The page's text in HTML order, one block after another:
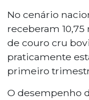
No cenário
receberam
de couro cru
praticamente
primeiro
O desempenho